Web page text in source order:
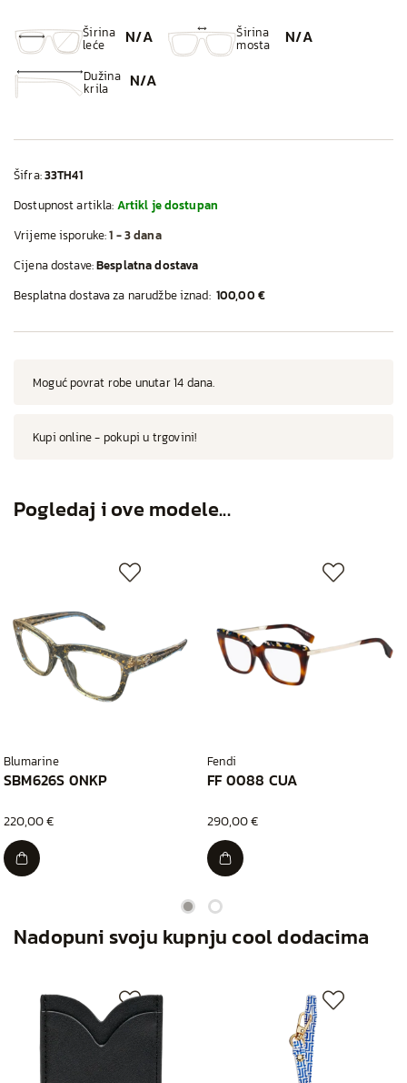
Širina
leće N/A Širina
mosta N/A
Dužina
krila N/A
Šifra:33TH41
Dostupnost artikla: Artikl je dostupan
Vrijeme isporuke:1 - 3 dana
Cijena dostave:Besplatna dostava
Besplatna dostava za narudžbe iznad: 100,00 €
Moguć povrat robe unutar 14 dana.
Kupi online - pokupi u trgovini!
Pogledaj i ove modele...
Blumarine
SBM626S 0NKP
220,00 €
Fendi
FF 0088 CUA
290,00 €
Nadopuni svoju kupnju cool dodacima